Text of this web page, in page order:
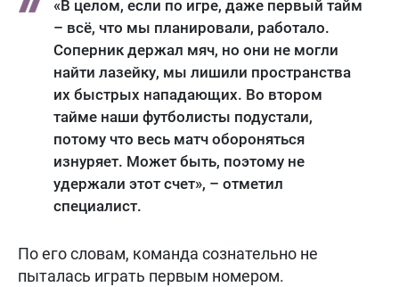
«В целом, если по игре, даже первый тайм
– всё, что мы планировали, работало.
Соперник держал мяч, но они не могли
найти лазейку, мы лишили пространства
их быстрых нападающих. Во втором
тайме наши футболисты подустали,
потому что весь матч обороняться
изнуряет. Может быть, поэтому не
удержали этот счет», – отметил
специалист.
По его словам, команда сознательно не
пыталась играть первым номером.